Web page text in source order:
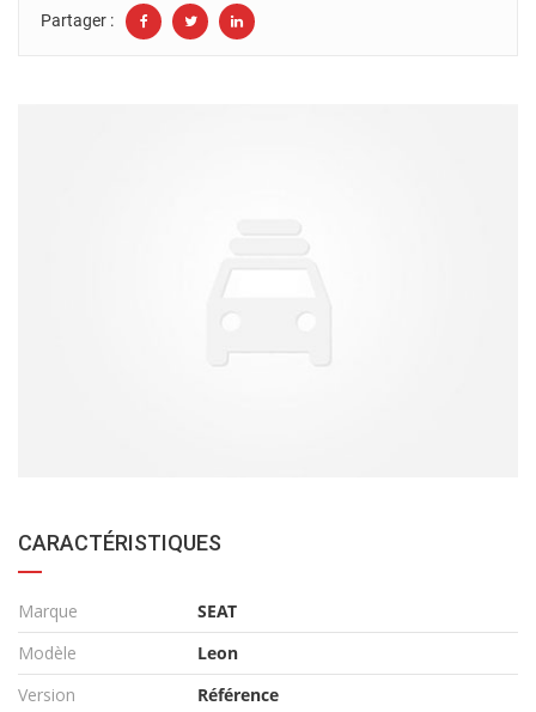
Partager :
CARACTÉRISTIQUES
Marque
SEAT
Modèle
Leon
Version
Référence